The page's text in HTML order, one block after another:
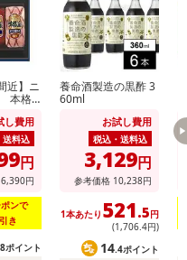
近】ニ
本格
し費用
送料込
円
6,390円
ンで
き
ポイント
養命酒製造の黒酢 3
60ml
お試し費用
税込・送料込
3,129円
参考価格 10,238円
1本あたり 521.5円
(1,706.4円)
14.4ポイント